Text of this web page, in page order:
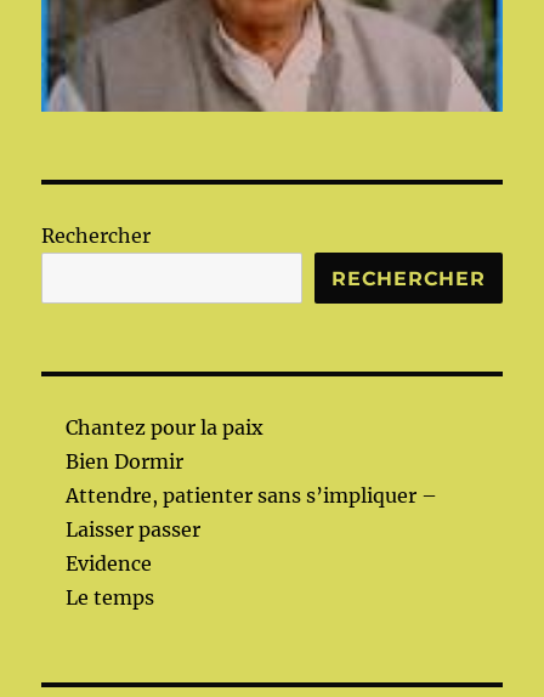
Rechercher
RECHERCHER
Chantez pour la paix
Bien Dormir
Attendre, patienter sans s’impliquer –
Laisser passer
Evidence
Le temps